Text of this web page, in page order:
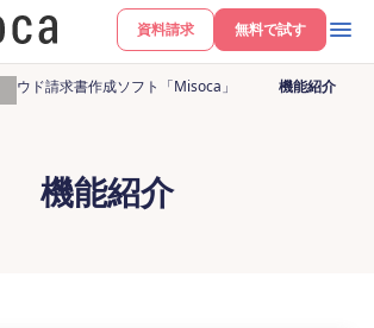
無料で試す
資料請求
ラウド請求書作成ソフト「Misoca」 機能紹介
機能紹介